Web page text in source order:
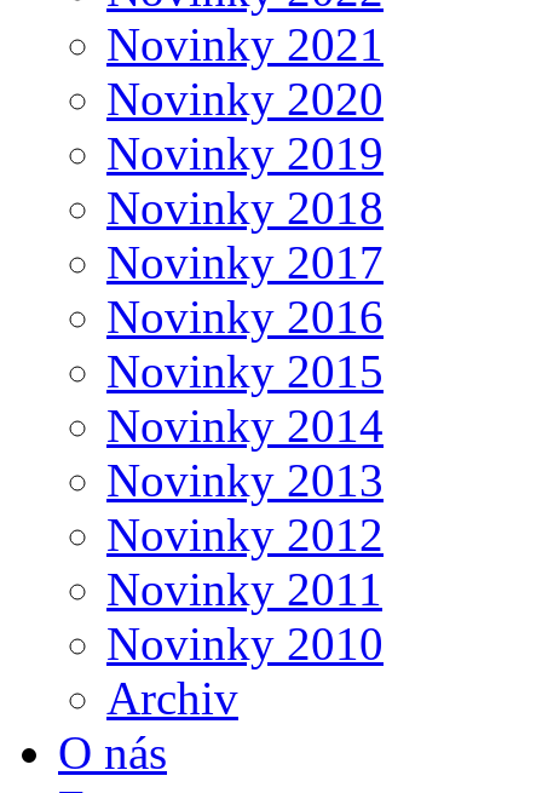
Novinky 2021
Novinky 2020
Novinky 2019
Novinky 2018
Novinky 2017
Novinky 2016
Novinky 2015
Novinky 2014
Novinky 2013
Novinky 2012
Novinky 2011
Novinky 2010
Archiv
O nás